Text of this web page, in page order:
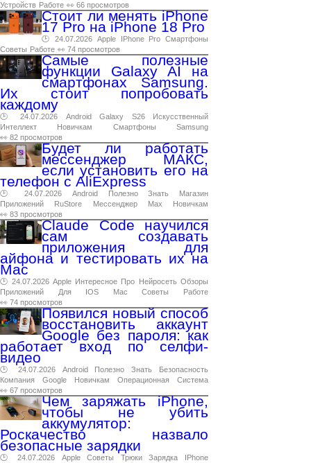
Устройств Работе 👀 66 просмотров
Стоит ли менять iPhone
17 Pro на iPhone 18 Pro
🕑 24.07.2026 Apple IPhone Pro Смартфоны
Советы Работе 👀 74 просмотров
Самые полезные
функции Galaxy AI на
смартфонах Samsung.
Их стоит попробовать
каждому
🕑 24.07.2026 Android Galaxy S26
Искусственный
Интеллект
Новичкам Смартфоны
Samsung
👀 82 просмотров
Будет ли работать
мессенджер МАКС,
если установить его на
телефон с AliExpress
🕑 24.07.2026 Android Полезно Знать
Магазин
Приложений
RuStore Мессенджер Max
Новичкам
👀 83 просмотров
Claude Code научился
сам создавать
приложения для
айфона и тестировать их на
Mac
🕑 24.07.2026 Apple Интересное Про Нейросеть Обзоры
Приложений
Для IOS Mac Советы
Работе
👀 74 просмотров
Появился новый способ
восстановить аккаунт
Google без пароля: как
работает вход по селфи-
видео
🕑 24.07.2026 Android Полезно Знать
Безопасность
Компания
Google Новичкам Операционная
Система
👀 67 просмотров
Чем заряжать iPhone,
чтобы не убить
аккумулятор:
Роскачество назвало
безопасные зарядки
🕑 24.07.2026 Apple Советы Трюки Зарядка
IPhone